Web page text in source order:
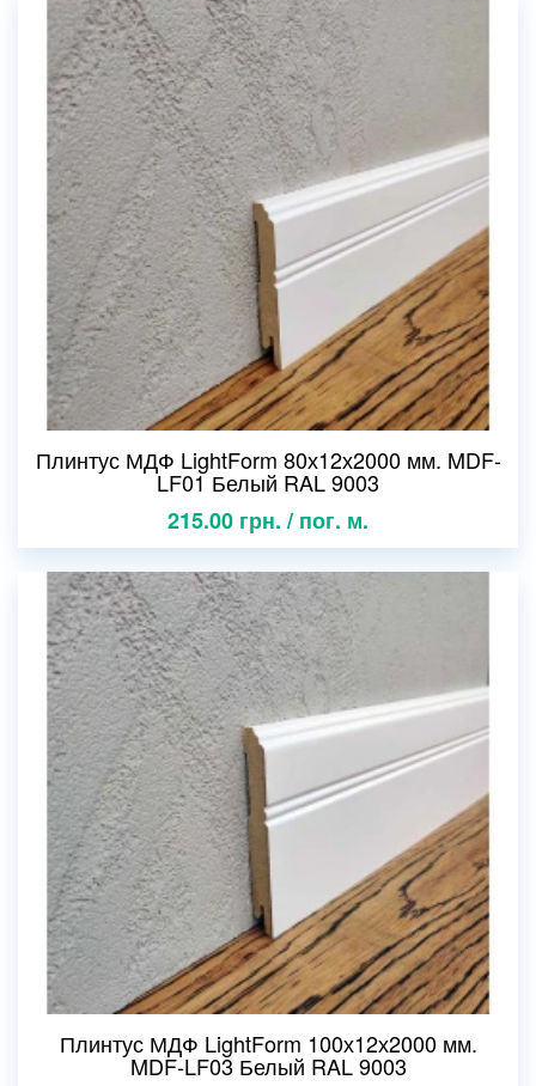
Плинтус МДФ LightForm 80х12х2000 мм. MDF-
LF01 Белый RAL 9003
215.00 грн. / пог. м.
Плинтус МДФ LightForm 100х12х2000 мм.
MDF-LF03 Белый RAL 9003